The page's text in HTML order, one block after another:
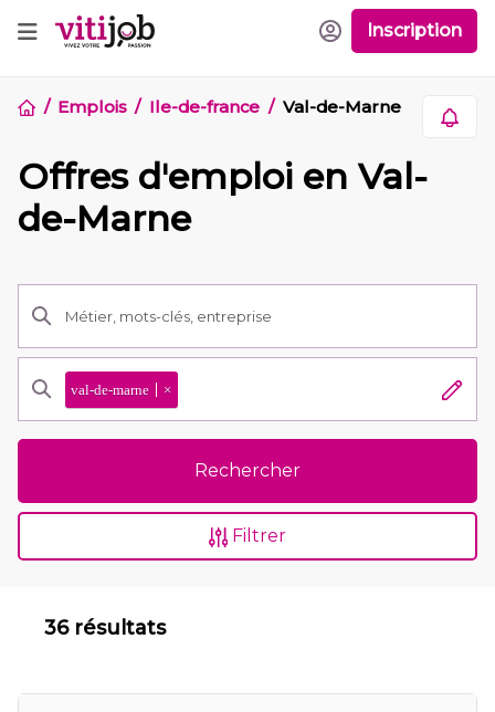
Inscription
Emplois Ile-de-france Val-de-Marne
Offres d'emploi en Val-
de-Marne
val-de-marne ×
Rechercher
Filtrer
36 résultats